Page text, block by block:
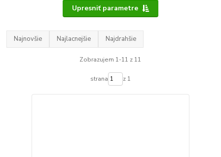
Upresniť parametre
Najnovšie Najlacnejšie Najdrahšie
Zobrazujem 1-11 z 11
strana z 1